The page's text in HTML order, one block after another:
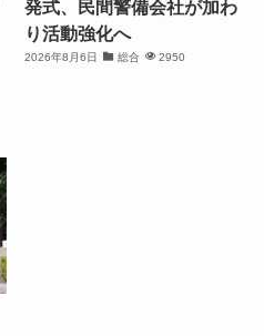
発式、民間警備会社が加わ
り活動強化へ
2026年8月6日 総合 2950